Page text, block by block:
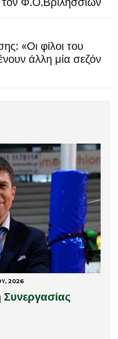
«Οι φίλοι του
άλλη μία σεζόν
2026
Συνεργασίας